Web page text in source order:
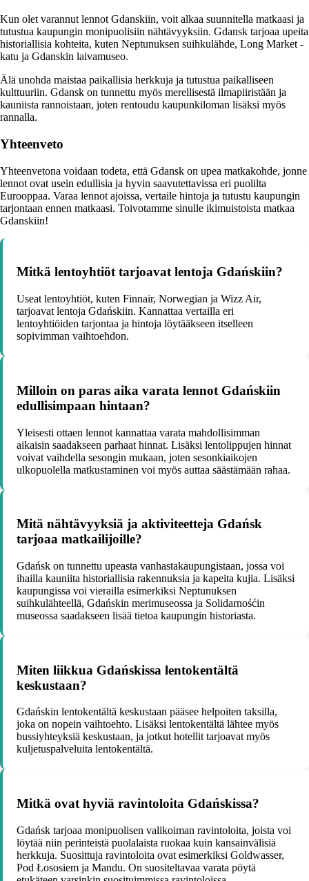
Kun olet varannut lennot Gdanskiin, voit alkaa suunnitella matkaasi ja
tutustua kaupungin monipuolisiin nähtävyyksiin. Gdansk tarjoaa upeita
historiallisia kohteita, kuten Neptunuksen suihkulähde, Long Market -
katu ja Gdanskin laivamuseo.
Älä unohda maistaa paikallisia herkkuja ja tutustua paikalliseen
kulttuuriin. Gdansk on tunnettu myös merellisestä ilmapiiristään ja
kauniista rannoistaan, joten rentoudu kaupunkiloman lisäksi myös
rannalla.
Yhteenveto
Yhteenvetona voidaan todeta, että Gdansk on upea matkakohde, jonne
lennot ovat usein edullisia ja hyvin saavutettavissa eri puolilta
Eurooppaa. Varaa lennot ajoissa, vertaile hintoja ja tutustu kaupungin
tarjontaan ennen matkaasi. Toivotamme sinulle ikimuistoista matkaa
Gdanskiin!
Mitkä lentoyhtiöt tarjoavat lentoja Gdańskiin?
Useat lentoyhtiöt, kuten Finnair, Norwegian ja Wizz Air,
tarjoavat lentoja Gdańskiin. Kannattaa vertailla eri
lentoyhtiöiden tarjontaa ja hintoja löytääkseen itselleen
sopivimman vaihtoehdon.
Milloin on paras aika varata lennot Gdańskiin
edullisimpaan hintaan?
Yleisesti ottaen lennot kannattaa varata mahdollisimman
aikaisin saadakseen parhaat hinnat. Lisäksi lentolippujen hinnat
voivat vaihdella sesongin mukaan, joten sesonkiaikojen
ulkopuolella matkustaminen voi myös auttaa säästämään rahaa.
Mitä nähtävyyksiä ja aktiviteetteja Gdańsk
tarjoaa matkailijoille?
Gdańsk on tunnettu upeasta vanhastakaupungistaan, jossa voi
ihailla kauniita historiallisia rakennuksia ja kapeita kujia. Lisäksi
kaupungissa voi vierailla esimerkiksi Neptunuksen
suihkulähteellä, Gdańskin merimuseossa ja Solidarnośćin
museossa saadakseen lisää tietoa kaupungin historiasta.
Miten liikkua Gdańskissa lentokentältä
keskustaan?
Gdańskin lentokentältä keskustaan pääsee helpoiten taksilla,
joka on nopein vaihtoehto. Lisäksi lentokentältä lähtee myös
bussiyhteyksiä keskustaan, ja jotkut hotellit tarjoavat myös
kuljetuspalveluita lentokentältä.
Mitkä ovat hyviä ravintoloita Gdańskissa?
Gdańsk tarjoaa monipuolisen valikoiman ravintoloita, joista voi
löytää niin perinteistä puolalaista ruokaa kuin kansainvälisiä
herkkuja. Suosittuja ravintoloita ovat esimerkiksi Goldwasser,
Pod Łososiem ja Mandu. On suositeltavaa varata pöytä